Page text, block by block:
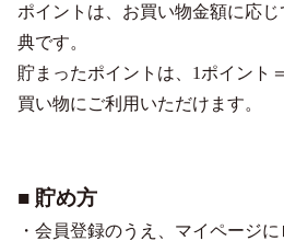
ポイントは、お買い物金額に応
典です。
貯まったポイントは、1ポイント
買い物にご利用いただけます。
■ 貯め方
・会員登録のうえ、マイページ